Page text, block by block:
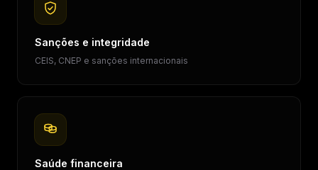
Sanções e integridade
CEIS, CNEP e sanções internacionais
Saúde financeira